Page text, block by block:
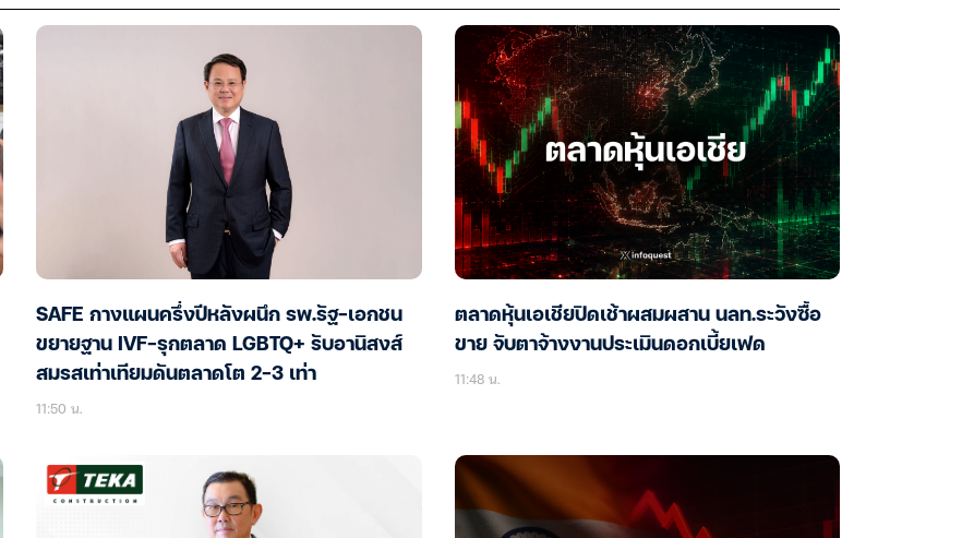
SAFE กางแผนครึ่งปีหลังผนึก รพ.รัฐ-เอกชน
ขยายฐาน IVF-รุกตลาด LGBTQ+ รับอานิสงส์
สมรสเท่าเทียมดันตลาดโต 2-3 เท่า
11:50 น.
ตลาดหุ้นเอเชียปิดเช้าผสมผสาน นลท.ระวังซื้อ
ขาย จับตาจ้างงานประเมินดอกเบี้ยเฟด
11:48 น.